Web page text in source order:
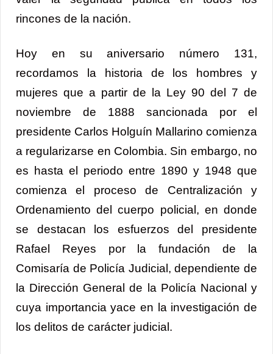
rincones de la nación.
Hoy en su aniversario número 131,
recordamos la historia de los hombres y
mujeres que a partir de la Ley 90 del 7 de
noviembre de 1888 sancionada por el
presidente Carlos Holguín Mallarino comienza
a regularizarse en Colombia. Sin embargo, no
es hasta el periodo entre 1890 y 1948 que
comienza el proceso de Centralización y
Ordenamiento del cuerpo policial, en donde
se destacan los esfuerzos del presidente
Rafael Reyes por la fundación de la
Comisaría de Policía Judicial, dependiente de
la Dirección General de la Policía Nacional y
cuya importancia yace en la investigación de
los delitos de carácter judicial.